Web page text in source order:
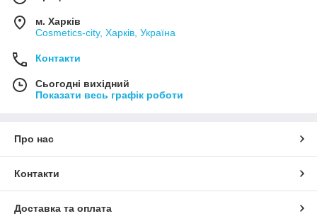
м. Харків
Cosmetics-city, Харків, Україна
Контакти
Сьогодні вихідний
Показати весь графік роботи
Про нас
Контакти
Доставка та оплата